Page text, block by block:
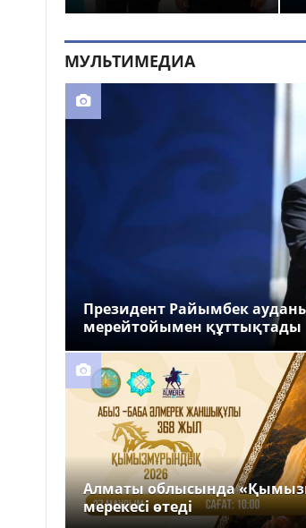
МУЛЬТИМЕДИА
Президент Райымбек
мерейтойымен құттықтады
Алматы облысында
мерекесі өтеді